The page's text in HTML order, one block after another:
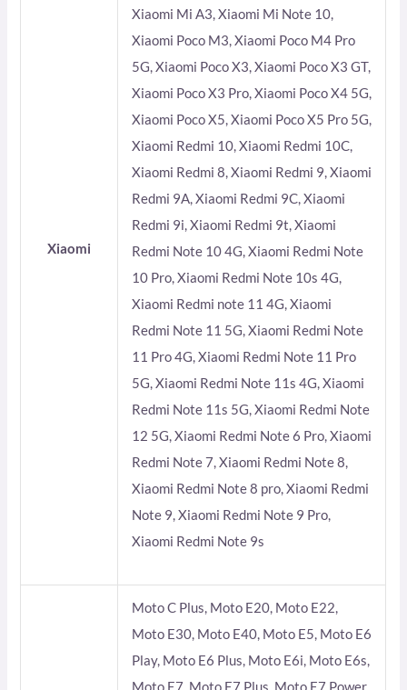
Xiaomi
Xiaomi Mi A3, Xiaomi Mi Note 10,
Xiaomi Poco M3, Xiaomi Poco M4 Pro
5G, Xiaomi Poco X3, Xiaomi Poco X3 GT,
Xiaomi Poco X3 Pro, Xiaomi Poco X4 5G,
Xiaomi Poco X5, Xiaomi Poco X5 Pro 5G,
Xiaomi Redmi 10, Xiaomi Redmi 10C,
Xiaomi Redmi 8, Xiaomi Redmi 9, Xiaomi
Redmi 9A, Xiaomi Redmi 9C, Xiaomi
Redmi 9i, Xiaomi Redmi 9t, Xiaomi
Redmi Note 10 4G, Xiaomi Redmi Note
10 Pro, Xiaomi Redmi Note 10s 4G,
Xiaomi Redmi note 11 4G, Xiaomi
Redmi Note 11 5G, Xiaomi Redmi Note
11 Pro 4G, Xiaomi Redmi Note 11 Pro
5G, Xiaomi Redmi Note 11s 4G, Xiaomi
Redmi Note 11s 5G, Xiaomi Redmi Note
12 5G, Xiaomi Redmi Note 6 Pro, Xiaomi
Redmi Note 7, Xiaomi Redmi Note 8,
Xiaomi Redmi Note 8 pro, Xiaomi Redmi
Note 9, Xiaomi Redmi Note 9 Pro,
Xiaomi Redmi Note 9s
Moto C Plus, Moto E20, Moto E22,
Moto E30, Moto E40, Moto E5, Moto E6
Play, Moto E6 Plus, Moto E6i, Moto E6s,
Moto E7, Moto E7 Plus, Moto E7 Power,